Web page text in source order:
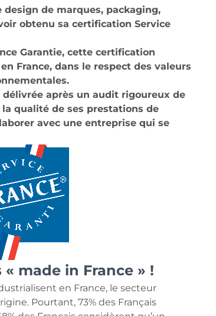
design de marques, packaging,
obtenu sa certification Service
Garantie, cette certification
France, dans le respect des valeurs
délivrée après un audit rigoureux de
la qualité de ses prestations de
avec une entreprise qui se
made in France » !
en France, le secteur
Pourtant, 73% des Français